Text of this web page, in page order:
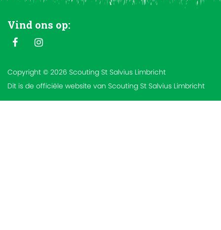
Vind ons op:
Copyright © 2026 Scouting St Salvius Limbricht
Dit is de officiële website van Scouting St Salvius Limbricht